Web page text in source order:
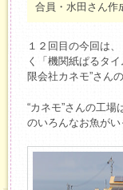
合員・水田さん作
１２回目の今回は
く「機関紙ぱるタ
限会社カネモ”さん
“カネモ”さんの工
のいろんなお魚が